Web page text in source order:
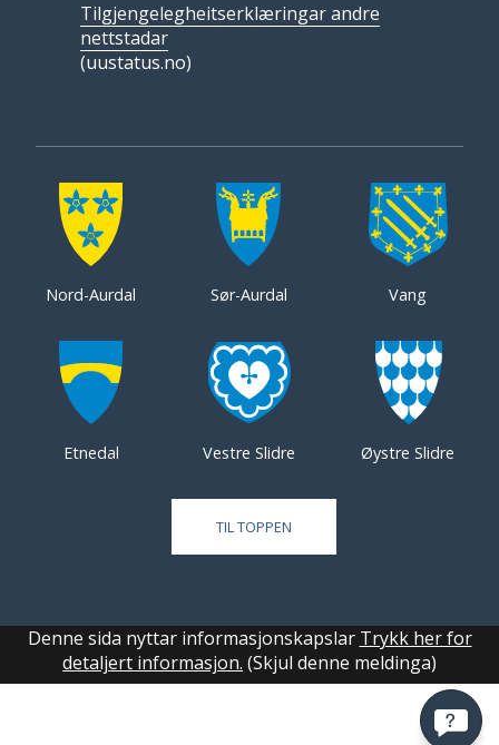
Tilgjengelegheitserklæringar andre
nettstadar
(uustatus.no)
Nord-Aurdal Sør-Aurdal Vang
Etnedal Vestre Slidre Øystre Slidre
TIL TOPPEN
Denne sida nyttar informasjonskapslar Trykk her for
detaljert informasjon. (Skjul denne meldinga)